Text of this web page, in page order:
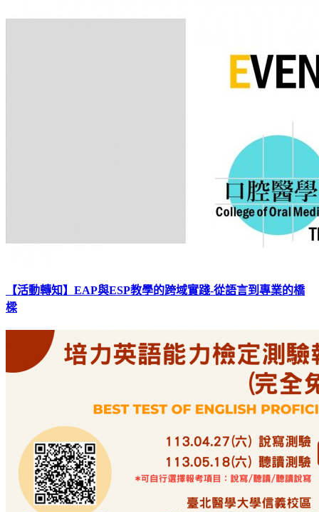
【活動轉知】EAP與ESP教學的跨域實踐-從語言到專業的橋
樑